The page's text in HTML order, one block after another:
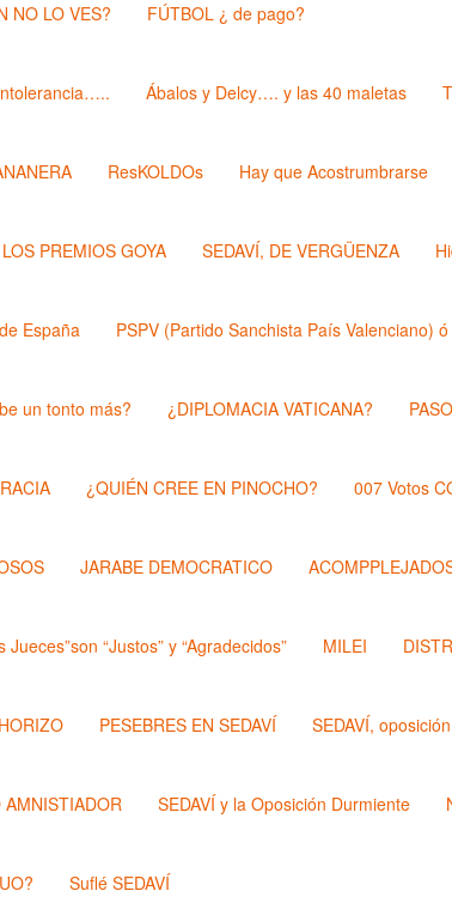
NO LO VES? FÚTBOL ¿ de pago?
Ábalos y Delcy…. y las 40 maletas
ResKOLDOs Hay que Acostrumbrarse
PREMIOS GOYA SEDAVÍ, DE VERGÜENZA
España PSPV (Partido Sanchista País Valenciano)
un tonto más? ¿DIPLOMACIA VATICANA?
¿QUIÉN CREE EN PINOCHO? 007 Votos
JARABE DEMOCRATICO
Jueces”son “Justos” y “Agradecidos” MILEI
PESEBRES EN SEDAVÍ SEDAVÍ,
AMNISTIADOR SEDAVÍ y la Oposición Durmiente
Suflé SEDAVÍ